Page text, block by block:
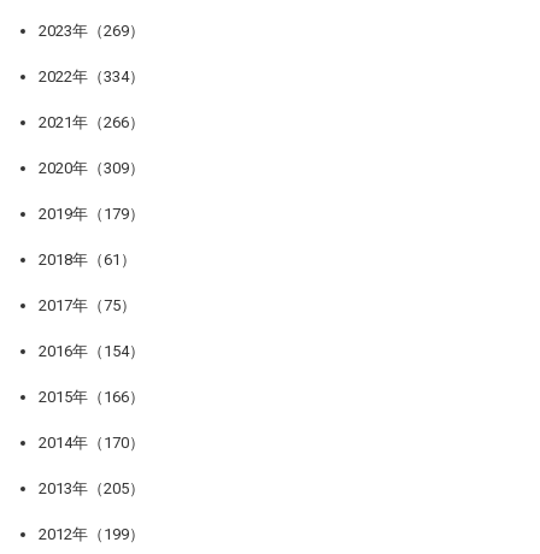
2023年（269）
2022年（334）
2021年（266）
2020年（309）
2019年（179）
2018年（61）
2017年（75）
2016年（154）
2015年（166）
2014年（170）
2013年（205）
2012年（199）